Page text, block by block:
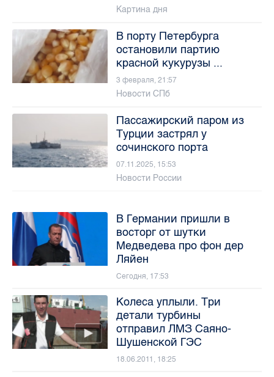
Картина дня
В порту Петербурга
остановили партию
красной кукурузы ...
3 февраля, 21:57
Новости СПб
Пассажирский паром из
Турции застрял у
сочинского порта
07.11.2025, 15:53
Новости России
В Германии пришли в
восторг от шутки
Медведева про фон дер
Ляйен
Сегодня, 17:53
Колеса уплыли. Три
детали турбины
отправил ЛМЗ Саяно-
Шушенской ГЭС
18.06.2011, 18:25